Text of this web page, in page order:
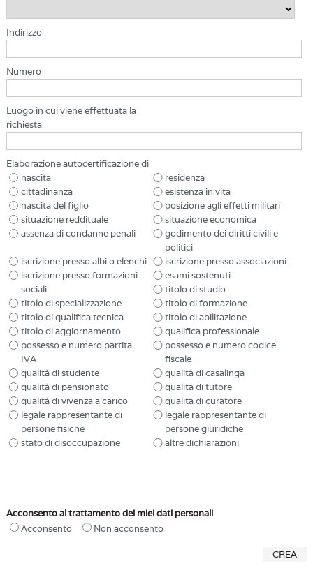
Indirizzo
Numero
Luogo in cui viene effettuata la
richiesta
Elaborazione autocertificazione di
nascita
residenza
cittadinanza
esistenza in vita
nascita del figlio
posizione agli effetti militari
situazione reddituale
situazione economica
assenza di condanne penali
godimento dei diritti civili e
politici
iscrizione presso albi o elenchi
iscrizione presso associazioni
iscrizione presso formazioni
sociali
esami sostenuti
titolo di studio
titolo di specializzazione
titolo di formazione
titolo di qualifica tecnica
titolo di abilitazione
titolo di aggiornamento
qualifica professionale
possesso e numero partita
IVA
possesso e numero codice
fiscale
qualità di studente
qualità di casalinga
qualità di pensionato
qualità di tutore
qualità di vivenza a carico
qualità di curatore
legale rappresentante di
persone fisiche
legale rappresentante di
persone giuridiche
stato di disoccupazione
altre dichiarazioni
Acconsento al trattamento dei miei dati personali
Acconsento
Non acconsento